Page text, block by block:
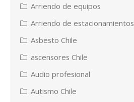
Arriendo de equipos
Arriendo de estacionamientos
Asbesto Chile
ascensores Chile
Audio profesional
Autismo Chile